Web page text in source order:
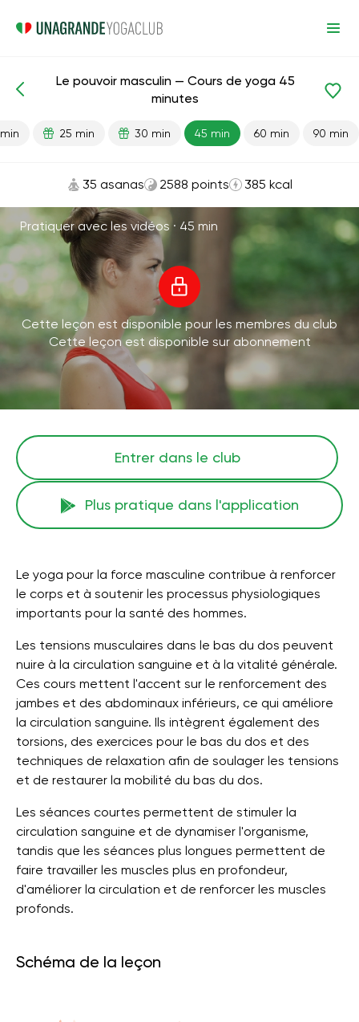
Sexe
Le pouvoir masculin — Cours de yoga 45
minutes
25 min 30 min 45 min 60 min 90 min
35 asanas 2588 points 385 kcal
Pratiquer avec les vidéos · 45 min
Cette leçon est disponible pour les membres du club
Cette leçon est disponible sur abonnement
Entrer dans le club
Plus pratique dans l'application
Le yoga pour la force masculine contribue à renforcer
le corps et à soutenir les processus physiologiques
importants pour la santé des hommes.
Les tensions musculaires dans le bas du dos peuvent
nuire à la circulation sanguine et à la vitalité générale.
Ces cours mettent l'accent sur le renforcement des
jambes et des abdominaux inférieurs, ce qui améliore
la circulation sanguine. Ils intègrent également des
torsions, des exercices pour le bas du dos et des
techniques de relaxation afin de soulager les tensions
et de restaurer la mobilité du bas du dos.
Les séances courtes permettent de stimuler la
circulation sanguine et de dynamiser l'organisme,
tandis que les séances plus longues permettent de
faire travailler les muscles plus en profondeur,
d'améliorer la circulation et de renforcer les muscles
profonds.
Schéma de la leçon